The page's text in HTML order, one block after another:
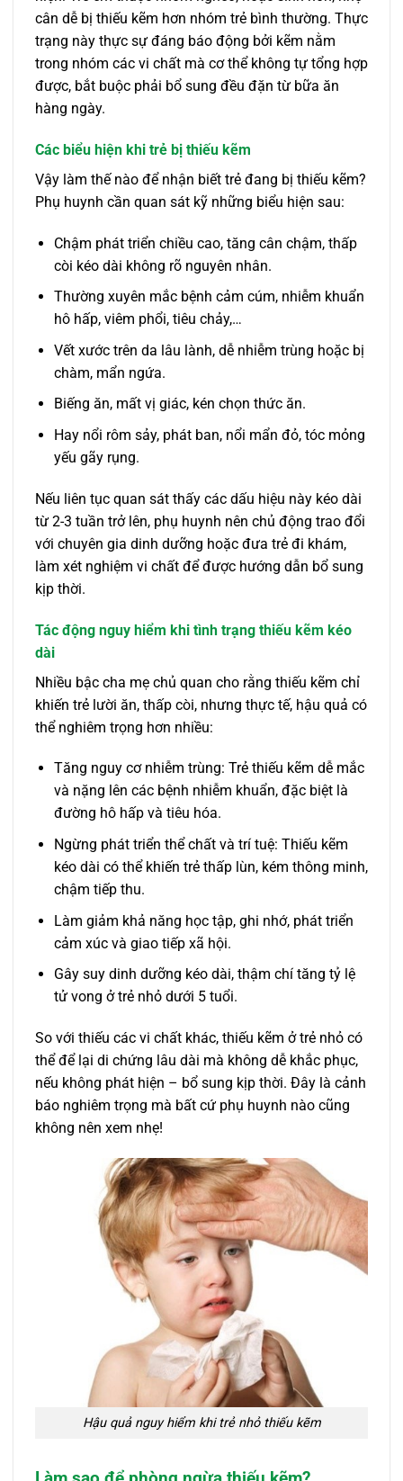
cân dễ bị thiếu kẽm hơn nhóm trẻ bình thường. Thực
trạng này thực sự đáng báo động bởi kẽm nằm
trong nhóm các vi chất mà cơ thể không tự tổng hợp
được, bắt buộc phải bổ sung đều đặn từ bữa ăn
hàng ngày.
Các biểu hiện khi trẻ bị thiếu kẽm
Vậy làm thế nào để nhận biết trẻ đang bị thiếu kẽm?
Phụ huynh cần quan sát kỹ những biểu hiện sau:
Chậm phát triển chiều cao, tăng cân chậm, thấp
còi kéo dài không rõ nguyên nhân.
Thường xuyên mắc bệnh cảm cúm, nhiễm khuẩn
hô hấp, viêm phổi, tiêu chảy,…
Vết xước trên da lâu lành, dễ nhiễm trùng hoặc bị
chàm, mẩn ngứa.
Biếng ăn, mất vị giác, kén chọn thức ăn.
Hay nổi rôm sảy, phát ban, nổi mẩn đỏ, tóc mỏng
yếu gãy rụng.
Nếu liên tục quan sát thấy các dấu hiệu này kéo dài
từ 2-3 tuần trở lên, phụ huynh nên chủ động trao đổi
với chuyên gia dinh dưỡng hoặc đưa trẻ đi khám,
làm xét nghiệm vi chất để được hướng dẫn bổ sung
kịp thời.
Tác động nguy hiểm khi tình trạng thiếu kẽm kéo
dài
Nhiều bậc cha mẹ chủ quan cho rằng thiếu kẽm chỉ
khiến trẻ lười ăn, thấp còi, nhưng thực tế, hậu quả có
thể nghiêm trọng hơn nhiều:
Tăng nguy cơ nhiễm trùng: Trẻ thiếu kẽm dễ mắc
và nặng lên các bệnh nhiễm khuẩn, đặc biệt là
đường hô hấp và tiêu hóa.
Ngừng phát triển thể chất và trí tuệ: Thiếu kẽm
kéo dài có thể khiến trẻ thấp lùn, kém thông minh,
chậm tiếp thu.
Làm giảm khả năng học tập, ghi nhớ, phát triển
cảm xúc và giao tiếp xã hội.
Gây suy dinh dưỡng kéo dài, thậm chí tăng tỷ lệ
tử vong ở trẻ nhỏ dưới 5 tuổi.
So với thiếu các vi chất khác, thiếu kẽm ở trẻ nhỏ có
thể để lại di chứng lâu dài mà không dễ khắc phục,
nếu không phát hiện – bổ sung kịp thời. Đây là cảnh
báo nghiêm trọng mà bất cứ phụ huynh nào cũng
không nên xem nhẹ!
Hậu quả nguy hiểm khi trẻ nhỏ thiếu kẽm